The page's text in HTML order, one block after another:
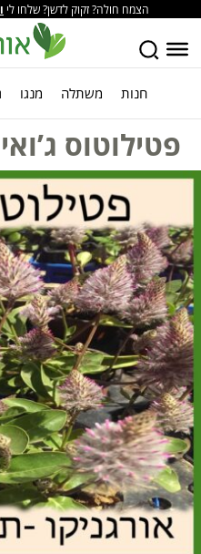
הצמח חולה? זקוק לדשן? שלחו לי
חנות משתלה מנגו
פטילוטוס ג’ואי